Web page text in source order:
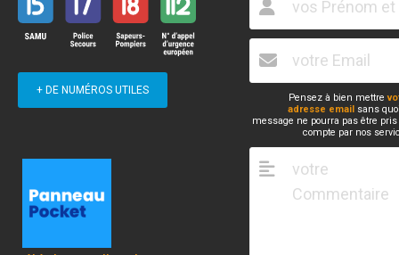
+ DE NUMÉROS UTILES
Pensez à bien mettre
adresse email sans
message ne pourra pas être
compte par nos